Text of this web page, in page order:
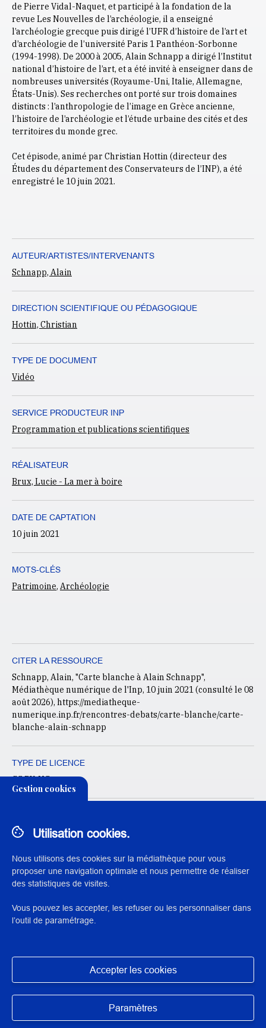
de Pierre Vidal-Naquet, et participé à la fondation de la
revue Les Nouvelles de l’archéologie, il a enseigné
l’archéologie grecque puis dirigé l’UFR d’histoire de l’art et
d’archéologie de l’université Paris 1 Panthéon-Sorbonne
(1994-1998). De 2000 à 2005, Alain Schnapp a dirigé l’Institut
national d’histoire de l’art, et a été invité à enseigner dans de
nombreuses universités (Royaume-Uni, Italie, Allemagne,
États-Unis). Ses recherches ont porté sur trois domaines
distincts : l’anthropologie de l’image en Grèce ancienne,
l’histoire de l’archéologie et l’étude urbaine des cités et des
territoires du monde grec.
Cet épisode, animé par Christian Hottin (directeur des
Études du département des Conservateurs de l’INP), a été
enregistré le 10 juin 2021.
AUTEUR/ARTISTES/INTERVENANTS
Schnapp, Alain
DIRECTION SCIENTIFIQUE OU PÉDAGOGIQUE
Hottin, Christian
TYPE DE DOCUMENT
Vidéo
SERVICE PRODUCTEUR INP
Programmation et publications scientifiques
RÉALISATEUR
Brux, Lucie - La mer à boire
DATE DE CAPTATION
10 juin 2021
MOTS-CLÉS
Patrimoine, Archéologie
CITER LA RESSOURCE
Schnapp, Alain, "Carte blanche à Alain Schnapp",
Médiathèque numérique de l'Inp, 10 juin 2021 (consulté le 08
août 2026), https://mediatheque-
numerique.inp.fr/rencontres-debats/carte-blanche/carte-
blanche-alain-schnapp
TYPE DE LICENCE
CC BY-NC
L'institut national du patrimoine autorise l’exploitation de ce
d’œuvres dérivées, à condition qu’elles soient distribuées
sous une licence identique à celle qui régit l’œuvre originale.
© 2023 Institut national du patrimoine
Exposition des données
Mentions légales
Gestion cookies
Utilisation cookies.
Nous utilisons des cookies sur la médiathèque pour vous
proposer une navigation optimale et nous permettre de réaliser
des statistiques de visites.
Vous pouvez les accepter, les refuser ou les personnaliser dans
l’outil de paramétrage.
Accepter les cookies
Paramètres